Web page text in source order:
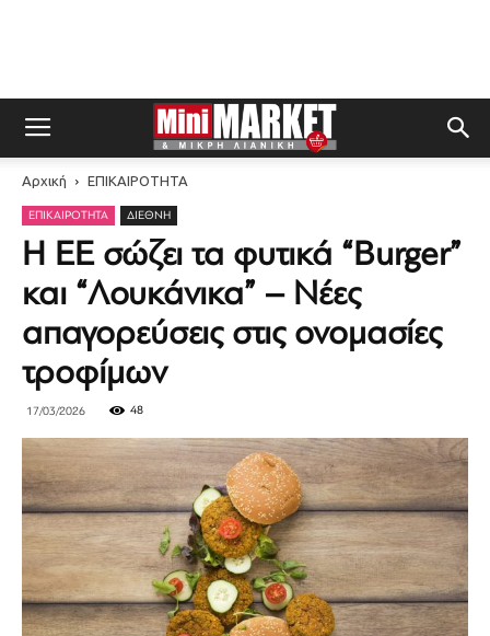
Αρχική ΕΠΙΚΑΙΡΟΤΗΤΑ
ΕΠΙΚΑΙΡΟΤΗΤΑ ΔΙΕΘΝΉ
Η ΕΕ σώζει τα φυτικά “Burger”
και “Λουκάνικα” – Νέες
απαγορεύσεις στις ονομασίες
τροφίμων
17/03/2026 48